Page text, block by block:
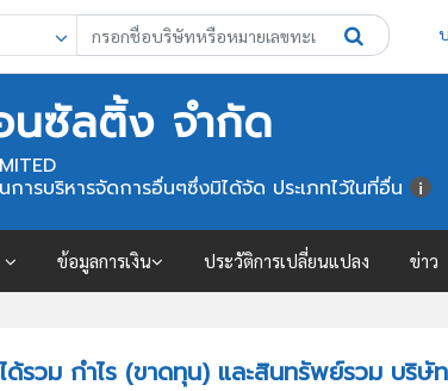
ซัลติ้ง จำกัด
ารบริหารจัดการอื่นๆซึ่งมิได้จัด ประเภทไว้ในที่อื่น
ข้อมูลการเงิน ประวัติการเปลี่ยนแปลง ข่าว
ได้รวม กำไร (ขาดทุน) และสินทรัพย์รวม บ